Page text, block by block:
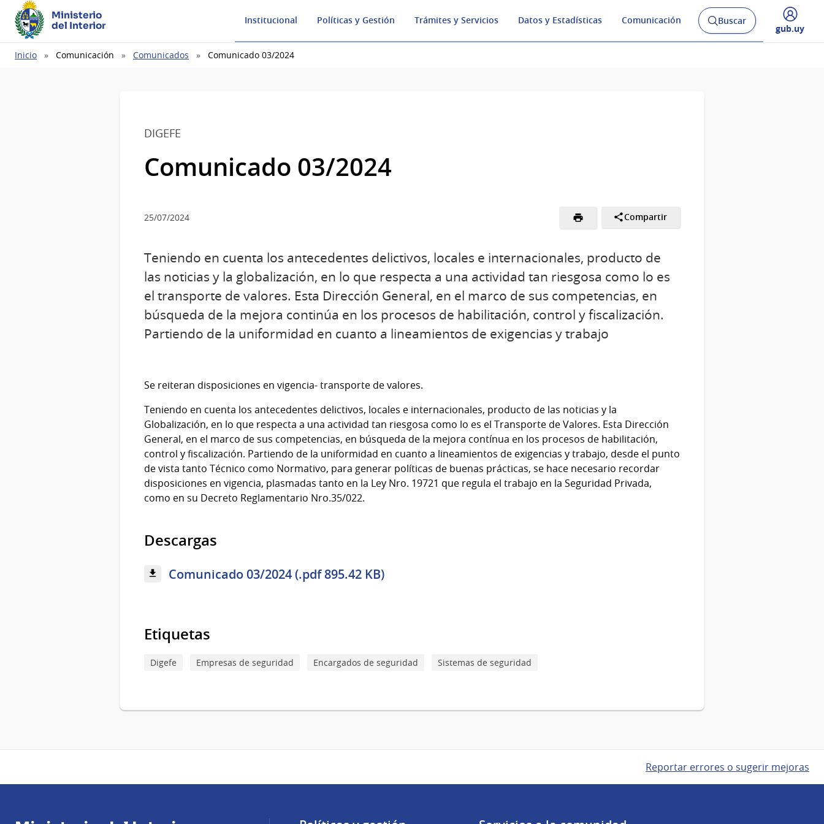
Ministerio
del Interior
Institucional Políticas y Gestión Trámites y Servicios Datos y Estadísticas Comunicación
Abrir
buscador
Buscar
Desplegar
gub.uy
Ruta
Inicio Comunicación Comunicados Comunicado 03/2024
DIGEFE
Comunicado 03/2024
25/07/2024 Compartir
Teniendo en cuenta los antecedentes delictivos, locales e internacionales, producto de
las noticias y la globalización, en lo que respecta a una actividad tan riesgosa como lo es
el transporte de valores. Esta Dirección General, en el marco de sus competencias, en
búsqueda de la mejora continúa en los procesos de habilitación, control y fiscalización.
Partiendo de la uniformidad en cuanto a lineamientos de exigencias y trabajo
Se reiteran disposiciones en vigencia- transporte de valores.
Teniendo en cuenta los antecedentes delictivos, locales e internacionales, producto de las noticias y la
Globalización, en lo que respecta a una actividad tan riesgosa como lo es el Transporte de Valores. Esta Dirección
General, en el marco de sus competencias, en búsqueda de la mejora contínua en los procesos de habilitación,
control y fiscalización. Partiendo de la uniformidad en cuanto a lineamientos de exigencias y trabajo, desde el punto
de vista tanto Técnico como Normativo, para generar políticas de buenas prácticas, se hace necesario recordar
disposiciones en vigencia, plasmadas tanto en la Ley Nro. 19721 que regula el trabajo en la Seguridad Privada,
como en su Decreto Reglamentario Nro.35/022.
Descargas
Comunicado 03/2024 (.pdf 895.42 KB)
Etiquetas
Digefe Empresas de seguridad Encargados de seguridad Sistemas de seguridad
Reportar errores o sugerir mejoras